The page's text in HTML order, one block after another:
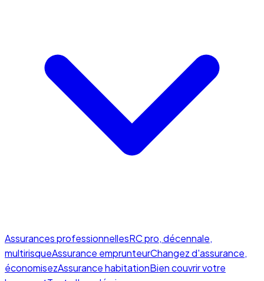
Assurances professionnellesRC pro, décennale,
multirisqueAssurance emprunteurChangez d'assurance,
économisezAssurance habitationBien couvrir votre